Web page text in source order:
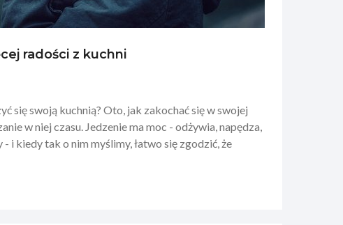
radości z kuchni
się swoją kuchnią? Oto, jak zakochać się w swojej
w niej czasu. Jedzenie ma moc - odżywia, napędza,
- i kiedy tak o nim myślimy, łatwo się zgodzić, że